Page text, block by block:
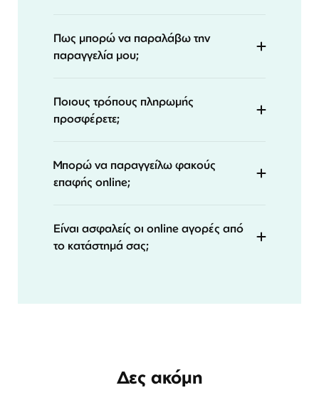
Πως μπορώ να παραλάβω την
παραγγελία μου;
Ποιους τρόπους πληρωμής
προσφέρετε;
Μπορώ να παραγγείλω φακούς
επαφής online;
Είναι ασφαλείς οι online αγορές από
το κατάστημά σας;
Δες ακόμη